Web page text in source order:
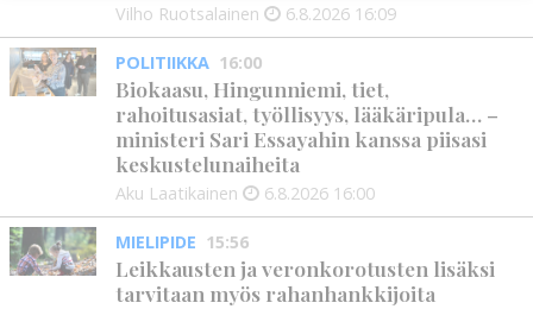
Vilho Ruotsalainen 6.8.2026 16:09
POLITIIKKA 16:00
Biokaasu, Hingunniemi, tiet,
rahoitusasiat, työllisyys, lääkäripula… –
ministeri Sari Essayahin kanssa piisasi
keskustelunaiheita
Aku Laatikainen 6.8.2026 16:00
MIELIPIDE 15:56
Leikkausten ja veronkorotusten lisäksi
tarvitaan myös rahanhankkijoita